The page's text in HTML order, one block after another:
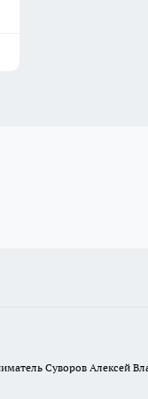
Суворов Алексей